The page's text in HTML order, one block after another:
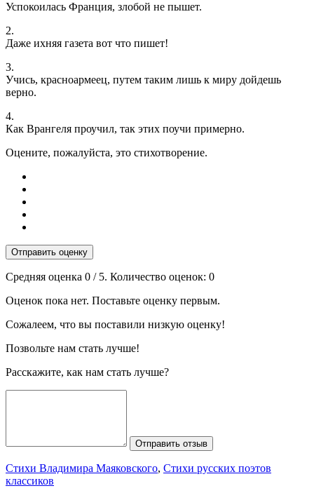
Успокоилась Франция, злобой не пышет.
2.
Даже ихняя газета вот что пишет!
3.
Учись, красноармеец, путем таким лишь к миру дойдешь
верно.
4.
Как Врангеля проучил, так этих поучи примерно.
Оцените, пожалуйста, это стихотворение.
Отправить оценку
Средняя оценка 0 / 5. Количество оценок: 0
Оценок пока нет. Поставьте оценку первым.
Сожалеем, что вы поставили низкую оценку!
Позвольте нам стать лучше!
Расскажите, как нам стать лучше?
Отправить отзыв
Стихи Владимира Маяковского, Стихи русских поэтов
классиков